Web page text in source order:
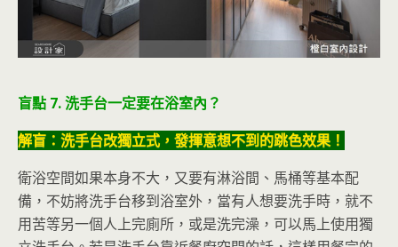
盲點 7. 洗手台一定要在浴室內？
解盲：洗手台改獨立式，發揮意想不到的跳色效果！
衛浴空間如果本身不大，又要有淋浴間、馬桶等基本配
備，不妨將洗手台移到浴室外，當有人想要洗手時，就不
用苦等另一個人上完廁所，或是洗完澡，可以馬上使用獨